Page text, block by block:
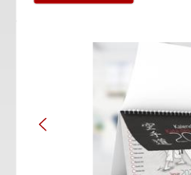
Bildergalerie überspringen